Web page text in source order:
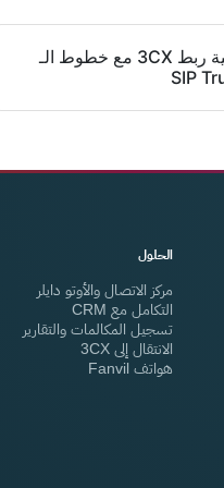
كيفية ربط 3CX مع خطوط الـ
SIP
الحلول
مركز الاتصال والأوتو دايلر
التكامل مع CRM
تسجيل المكالمات والتقارير
الانتقال إلى 3CX
هواتف Fanvil